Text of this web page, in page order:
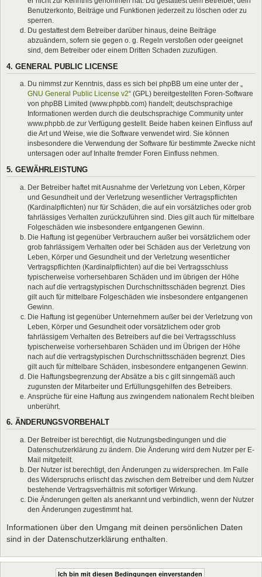
Benutzerkonto, Beiträge und Funktionen jederzeit zu löschen oder zu
sperren.
Du gestattest dem Betreiber darüber hinaus, deine Beiträge
abzuändern, sofern sie gegen o. g. Regeln verstoßen oder geeignet
sind, dem Betreiber oder einem Dritten Schaden zuzufügen.
4. GENERAL PUBLIC LICENSE
Du nimmst zur Kenntnis, dass es sich bei phpBB um eine unter der „
GNU General Public License v2“ (GPL) bereitgestellten Foren-Software
von phpBB Limited (www.phpbb.com) handelt; deutschsprachige
Informationen werden durch die deutschsprachige Community unter
www.phpbb.de zur Verfügung gestellt. Beide haben keinen Einfluss auf
die Art und Weise, wie die Software verwendet wird. Sie können
insbesondere die Verwendung der Software für bestimmte Zwecke nicht
untersagen oder auf Inhalte fremder Foren Einfluss nehmen.
5. GEWÄHRLEISTUNG
Der Betreiber haftet mit Ausnahme der Verletzung von Leben, Körper
und Gesundheit und der Verletzung wesentlicher Vertragspflichten
(Kardinalpflichten) nur für Schäden, die auf ein vorsätzliches oder grob
fahrlässiges Verhalten zurückzuführen sind. Dies gilt auch für mittelbare
Folgeschäden wie insbesondere entgangenen Gewinn.
Die Haftung ist gegenüber Verbrauchern außer bei vorsätzlichem oder
grob fahrlässigem Verhalten oder bei Schäden aus der Verletzung von
Leben, Körper und Gesundheit und der Verletzung wesentlicher
Vertragspflichten (Kardinalpflichten) auf die bei Vertragsschluss
typischerweise vorhersehbaren Schäden und im übrigen der Höhe
nach auf die vertragstypischen Durchschnittsschäden begrenzt. Dies
gilt auch für mittelbare Folgeschäden wie insbesondere entgangenen
Gewinn.
Die Haftung ist gegenüber Unternehmern außer bei der Verletzung von
Leben, Körper und Gesundheit oder vorsätzlichem oder grob
fahrlässigem Verhalten des Betreibers auf die bei Vertragsschluss
typischerweise vorhersehbaren Schäden und im Übrigen der Höhe
nach auf die vertragstypischen Durchschnittsschäden begrenzt. Dies
gilt auch für mittelbare Schäden, insbesondere entgangenen Gewinn.
Die Haftungsbegrenzung der Absätze a bis c gilt sinngemäß auch
zugunsten der Mitarbeiter und Erfüllungsgehilfen des Betreibers.
Ansprüche für eine Haftung aus zwingendem nationalem Recht bleiben
unberührt.
6. ÄNDERUNGSVORBEHALT
Der Betreiber ist berechtigt, die Nutzungsbedingungen und die
Datenschutzerklärung zu ändern. Die Änderung wird dem Nutzer per E-
Mail mitgeteilt.
Der Nutzer ist berechtigt, den Änderungen zu widersprechen. Im Falle
des Widerspruchs erlischt das zwischen dem Betreiber und dem Nutzer
bestehende Vertragsverhältnis mit sofortiger Wirkung.
Die Änderungen gelten als anerkannt und verbindlich, wenn der Nutzer
den Änderungen zugestimmt hat.
Informationen über den Umgang mit deinen persönlichen Daten
sind in der Datenschutzerklärung enthalten.